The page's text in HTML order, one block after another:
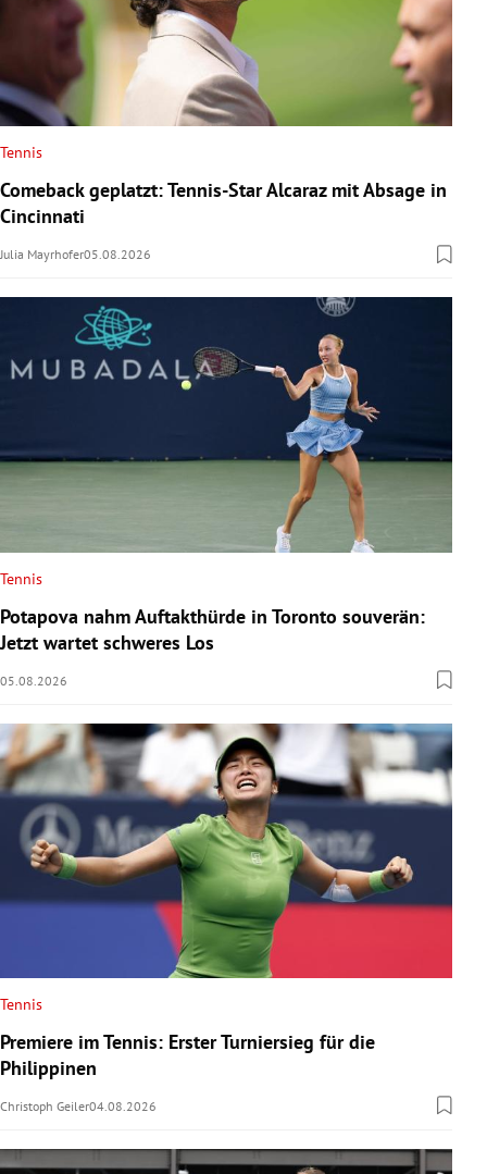
Tennis
Comeback geplatzt: Tennis-Star Alcaraz mit Absage in
Cincinnati
Julia Mayrhofer05.08.2026
Tennis
Potapova nahm Auftakthürde in Toronto souverän:
Jetzt wartet schweres Los
05.08.2026
Tennis
Premiere im Tennis: Erster Turniersieg für die
Philippinen
Christoph Geiler04.08.2026